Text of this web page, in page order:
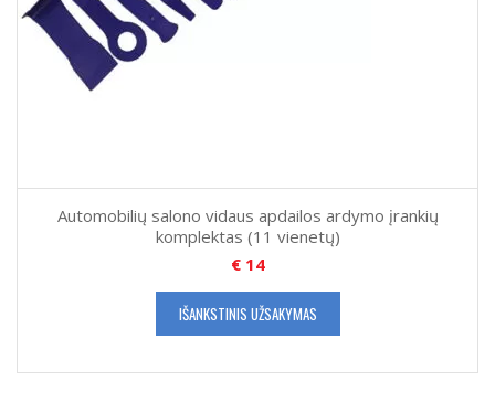
Automobilių salono vidaus apdailos ardymo įrankių
komplektas (11 vienetų)
€14
IŠANKSTINIS UŽSAKYMAS